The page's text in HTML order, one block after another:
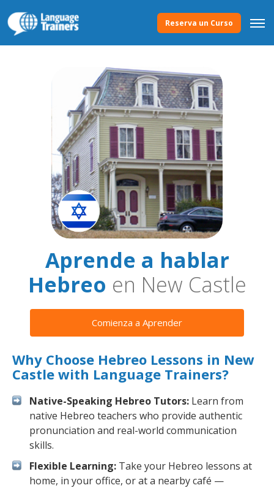
Reserva un Curso
Aprende a hablar
Hebreo en New Castle
Comienza a Aprender
Why Choose Hebreo Lessons in New
Castle with Language Trainers?
Native-Speaking Hebreo Tutors: Learn from
native Hebreo teachers who provide authentic
pronunciation and real-world communication
skills.
Flexible Learning: Take your Hebreo lessons at
home, in your office, or at a nearby café —